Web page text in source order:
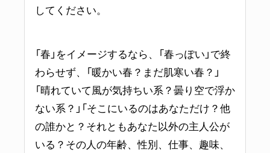
してください。
「春」をイメージするなら、「春っぽい」で終
わらせず、「暖かい春？まだ肌寒い春？」
「晴れていて風が気持ちい系？曇り空で浮か
ない系？」「そこにいるのはあなただけ？他
の誰かと？それともあなた以外の主人公が
いる？その人の年齢、性別、仕事、趣味、